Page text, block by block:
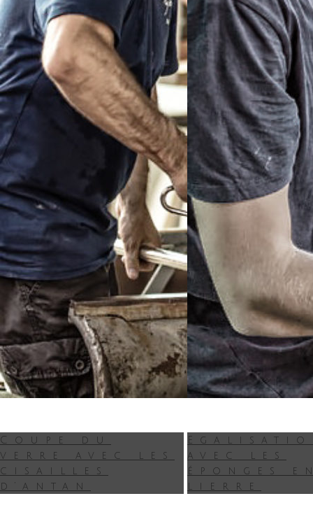
Coupe du
verre avec les
cisailles
d’antan
avec les
éponges
lierre